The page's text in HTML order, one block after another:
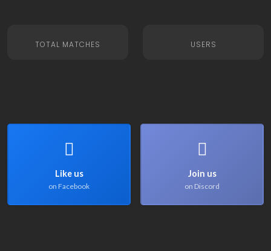
TOTAL MATCHES USERS
Like us
on Facebook
Join us
on Discord